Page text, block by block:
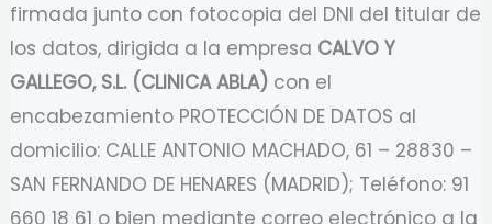
firmada junto con fotocopia del DNI del titular de
los datos, dirigida a la empresa CALVO Y
GALLEGO, S.L. (CLINICA ABLA) con el
encabezamiento PROTECCIÓN DE DATOS al
domicilio: CALLE ANTONIO MACHADO, 61 – 28830 –
SAN FERNANDO DE HENARES (MADRID); Teléfono: 91
660 18 61 o bien mediante correo electrónico a la